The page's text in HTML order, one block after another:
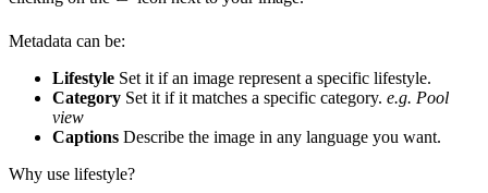
Metadata can be:
Lifestyle Set it if an image represent a specific lifestyle.
Category Set it if it matches a specific category. e.g. Pool
view
Captions Describe the image in any language you want.
Why use lifestyle?